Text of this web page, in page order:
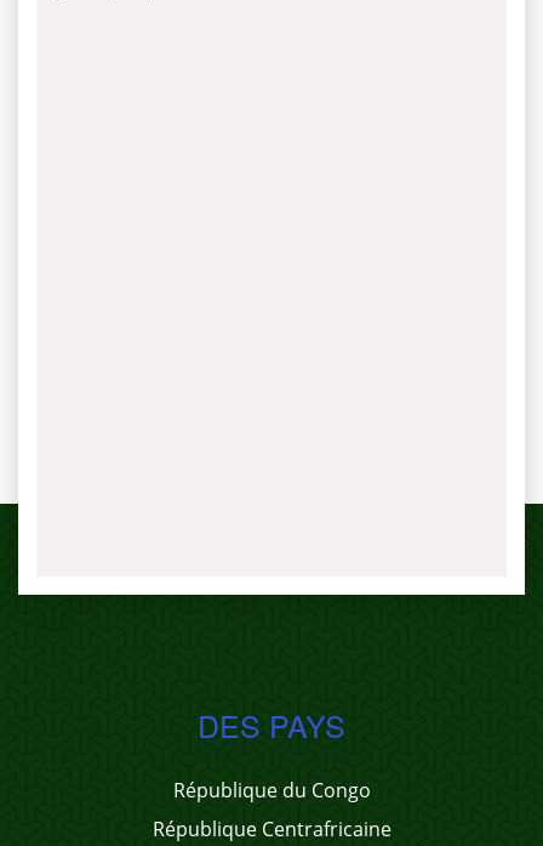
DES PAYS
République du Congo
République Centrafricaine